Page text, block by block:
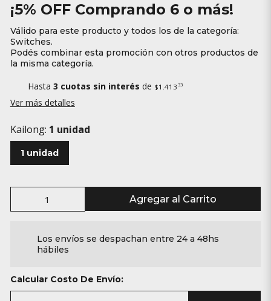
¡5% OFF Comprando 6 o más!
Válido para este producto y todos los de la categoría:
Switches.
Podés combinar esta promoción con otros productos de
la misma categoría.
Hasta 3 cuotas sin interés de $1.413 33
Ver más detalles
Kailong: 1 unidad
1 unidad
Agregar al Carrito
Los envíos se despachan entre 24 a 48hs
hábiles
Calcular Costo De Envío: